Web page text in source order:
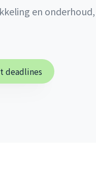
en
deadlines